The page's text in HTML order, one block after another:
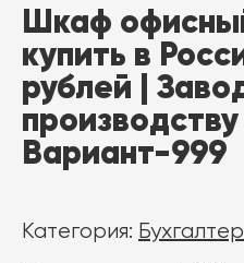
Шкаф
купить в
рублей |
Вариант-999
Категория: